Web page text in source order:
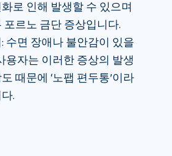
로 인해 발생할 수 있으며
포르노 금단 증상입니다.
수면 장애나 불안감이 있을
용자는 이러한 증상의 발생
때문에 ‘노팹 편두통’이라
.